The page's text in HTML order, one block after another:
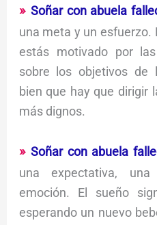
Soñar con abuela
una meta y un esfuerzo.
estás motivado por
sobre los objetivos de
bien que hay que dirigir
más dignos.
Soñar con abuela
una expectativa,
emoción. El sueño
esperando un nuevo